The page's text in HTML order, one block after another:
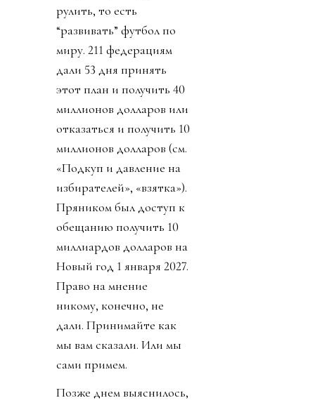
рулить, то есть
“развивать” футбол по
миру. 211 федерациям
дали 53 дня принять
этот план и получить 40
миллионов долларов или
отказаться и получить 10
миллионов долларов (см.
«Подкуп и давление на
избирателей», «взятка»).
Пряником был доступ к
обещанию получить 10
миллиардов долларов на
Новый год 1 января 2027.
Право на мнение
никому, конечно, не
дали. Принимайте как
мы вам сказали. Или мы
сами примем.
Позже днем выяснилось,